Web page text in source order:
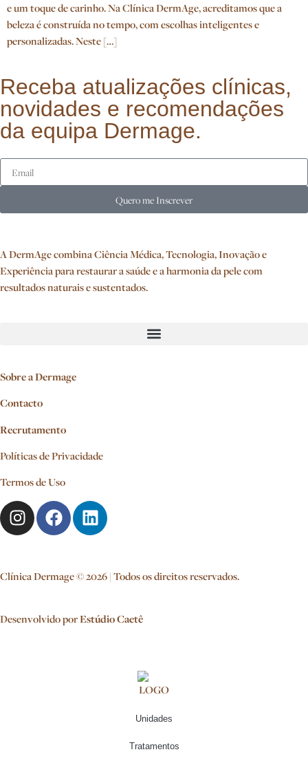
e um toque de carinho. Na Clínica DermAge, acreditamos que a
beleza é construída no tempo, com escolhas inteligentes e
personalizadas. Neste […]
Receba atualizações clínicas,
novidades e recomendações
da equipa Dermage.
Quero me Inscrever
A DermAge combina Ciência Médica, Tecnologia, Inovação e
Experiência para restaurar a saúde e a harmonia da pele com
resultados naturais e sustentados.
Sobre a Dermage
Contacto
Recrutamento
Políticas de Privacidade
Termos de Uso
Clínica Dermage © 2026 | Todos os direitos reservados.
Desenvolvido porEstúdio Caetê
Unidades
Tratamentos